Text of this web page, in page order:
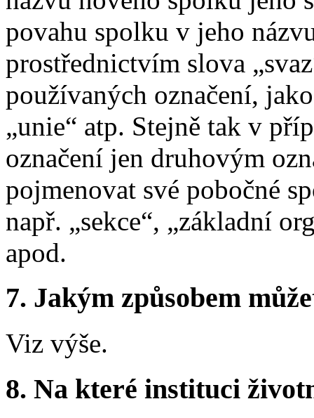
povahu spolku v jeho
prostřednictvím slova
používaných označení,
„unie“ atp. Stejně tak v
označení jen druhovým
pojmenovat své pobočné
např. „sekce“, „základní
apod.
7. Jakým způsobem
Viz výše.
8. Na které instituci